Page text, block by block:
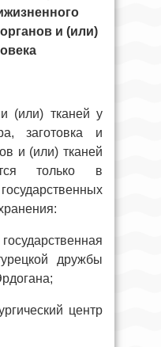
и (или)
(или) тканей у
заготовка и
и (или) тканей
только в
дружбы
центр